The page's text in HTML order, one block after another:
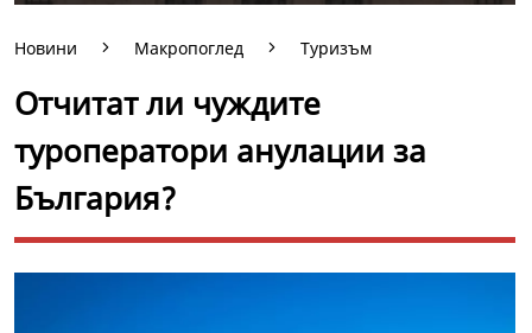
Новини Макропоглед Туризъм
Отчитат ли чуждите
туроператори анулации за
България?